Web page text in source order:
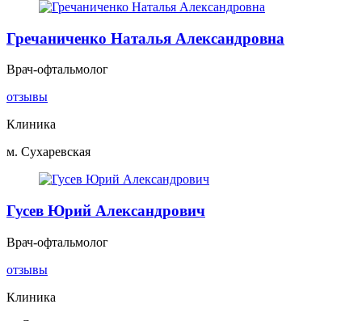
Гречаниченко Наталья Александровна
Врач-офтальмолог
отзывы
Клиника
м. Сухаревская
Гусев Юрий Александрович
Врач-офтальмолог
отзывы
Клиника